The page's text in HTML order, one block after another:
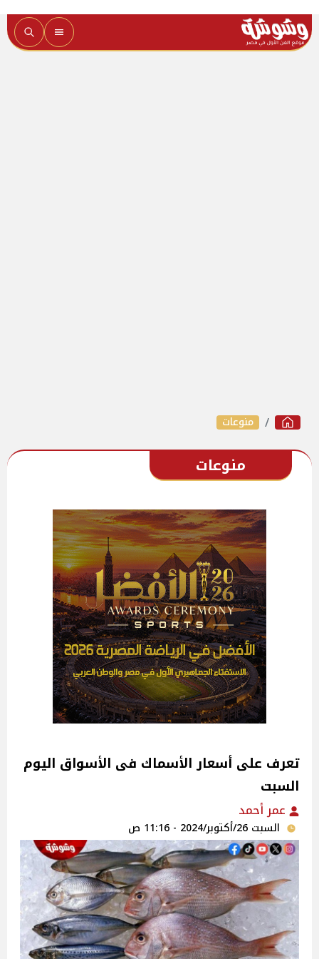
منوعات
منوعات
تعرف على أسعار الأسماك فى الأسواق اليوم
السبت
عمر أحمد
السبت 26/أكتوبر/2024 - 11:16 ص